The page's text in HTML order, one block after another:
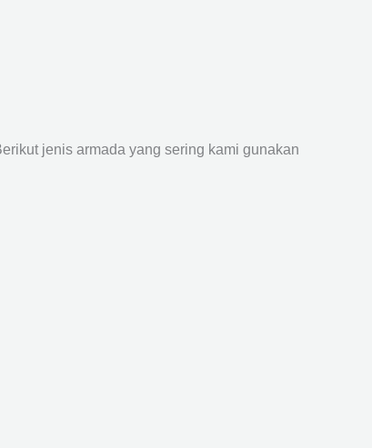
jenis armada yang sering kami gunakan